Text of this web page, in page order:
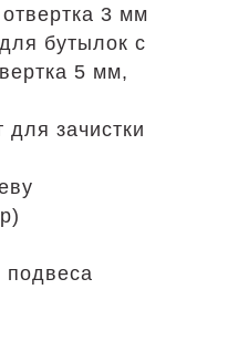
3 мм
бутылок с
5 мм,
для зачистки
подвеса